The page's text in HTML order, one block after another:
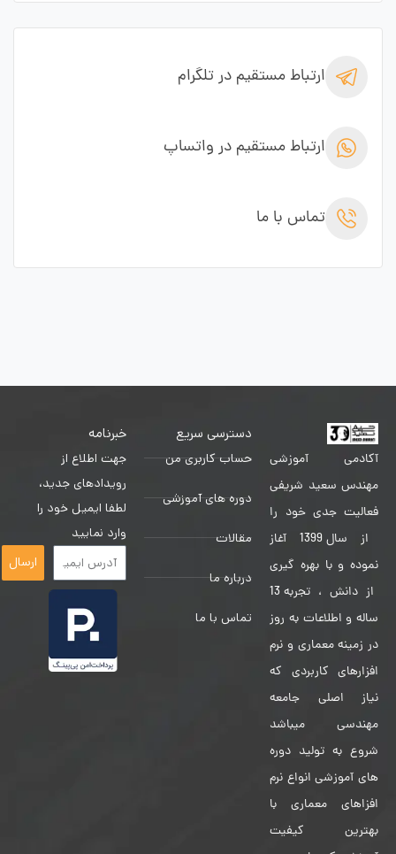
ارتباط مستقیم در تلگرام
ارتباط مستقیم در واتساپ
تماس با ما
آکادمی آموزشی
مهندس سعید شریفی
فعالیت جدی خود را
از سال 1399 آغاز
نموده و با بهره گیری
از دانش ، تجربه 13
ساله و اطلاعات به روز
در زمینه معماری و نرم
افزارهای کاربردی که
نیاز اصلی جامعه
مهندسی میباشد
شروع به تولید دوره
های آموزشی انواع نرم
افزاهای معماری با
بهترین کیفیت
دسترسی سریع
حساب کاربری من
دوره های آموزشی
مقالات
درباره ما
تماس با ما
خبرنامه
جهت اطلاع از
رویدادهای جدید،
لطفا ایمیل خود را
وارد نمایید
ارسال